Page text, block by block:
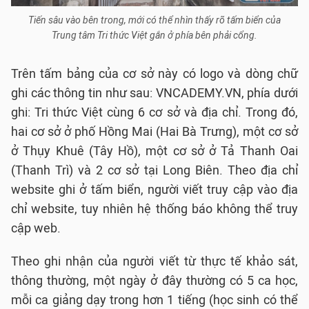
Tiến sâu vào bên trong, mới có thể nhìn thấy rõ tấm biển của
Trung tâm Tri thức Việt gắn ở phía bên phải cổng.
Trên tấm bảng của cơ sở này có logo và dòng chữ
ghi các thông tin như sau: VNCADEMY.VN, phía dưới
ghi: Tri thức Việt cùng 6 cơ sở và địa chỉ. Trong đó,
hai cơ sở ở phố Hồng Mai (Hai Bà Trưng), một cơ sở
ở Thụy Khuê (Tây Hồ), một cơ sở ở Tả Thanh Oai
(Thanh Trì) và 2 cơ sở tại Long Biên. Theo địa chỉ
website ghi ở tấm biển, người viết truy cập vào địa
chỉ website, tuy nhiên hệ thống báo không thể truy
cập web.
Theo ghi nhận của người viết từ thực tế khảo sát,
thông thường, một ngày ở đây thường có 5 ca học,
mỗi ca giảng dạy trong hơn 1 tiếng (học sinh có thể